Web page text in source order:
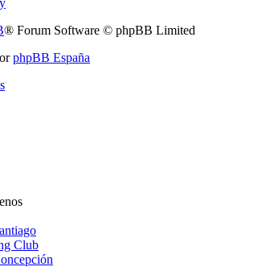
® Forum Software © phpBB Limited
phpBB España
Club